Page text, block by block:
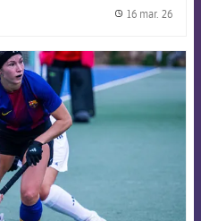
16 mar. 26
FCB Barcelona badge